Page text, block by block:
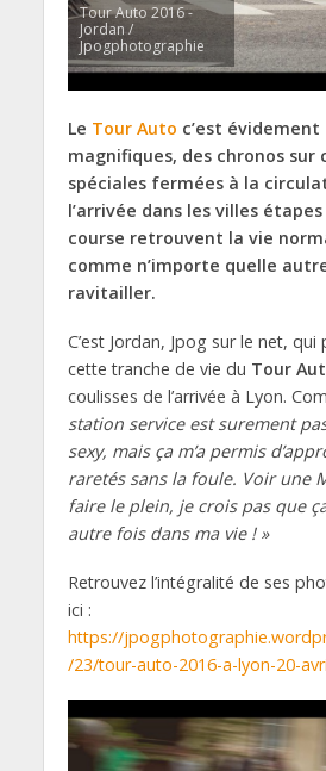
Tour Auto 2016 -
Jordan /
Jpogphotographie
Le Tour Auto c’est
magnifiques, des chronos sur
spéciales fermées à la
l’arrivée dans les villes
course retrouvent la vie
comme n’importe quelle
ravitailler.
C’est Jordan, Jpog sur le net,
cette tranche de vie du Tour
coulisses de l’arrivée à Lyon.
station service est surement
sexy, mais ça m’a permis
raretés sans la foule. Voir une
faire le plein, je crois pas que
autre fois dans ma vie ! »
Retrouvez l’intégralité de ses
ici :
https://
/23/tour-auto-2016-a-lyon-20-